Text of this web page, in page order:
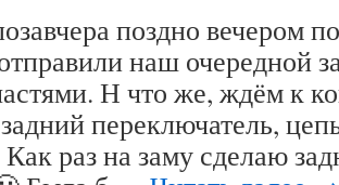
поздно вечером
наш очередной
Н что же, ждём к
переключатель,
раз на заму сделаю